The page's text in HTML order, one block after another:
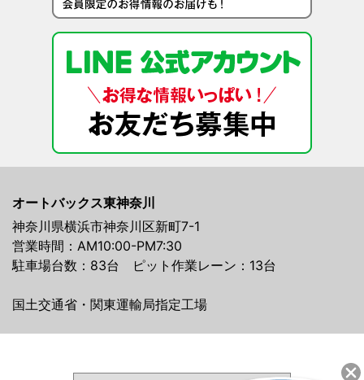
オートバックス東神奈川
神奈川県横浜市神奈川区新町7-1
営業時間：AM10:00-PM7:30
駐車場台数：83台 ピット作業レーン：13台
国土交通省・関東運輸局指定工場